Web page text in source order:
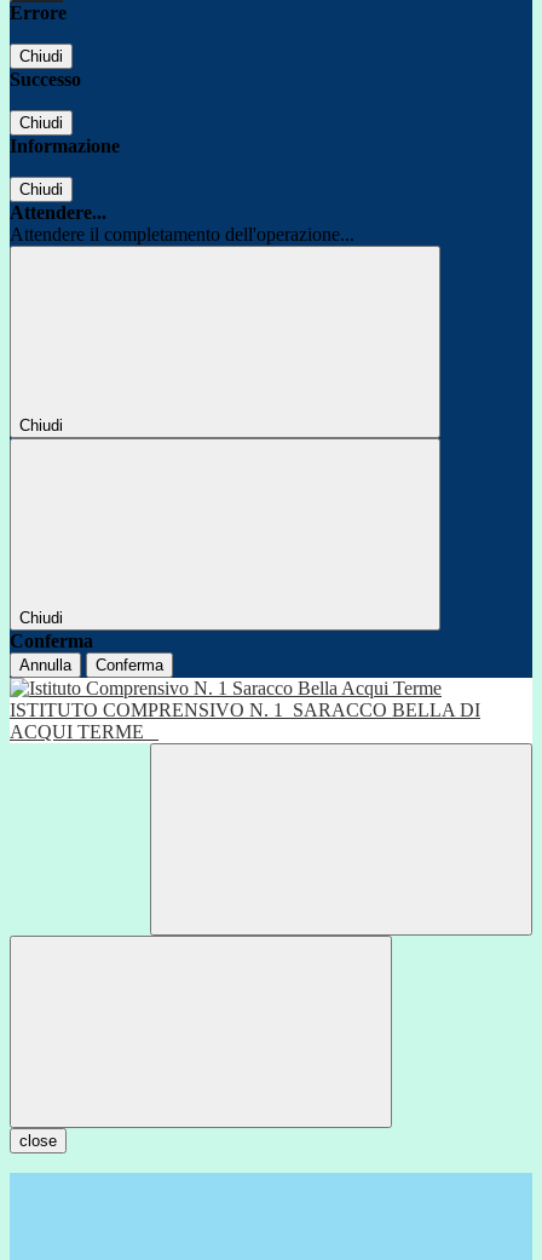
Errore
Chiudi
Successo
Chiudi
Informazione
Chiudi
Attendere...
Attendere il completamento dell'operazione...
Chiudi
Chiudi
Conferma
Annulla Conferma
ISTITUTO COMPRENSIVO N. 1
SARACCO BELLA DI
ACQUI TERME
close